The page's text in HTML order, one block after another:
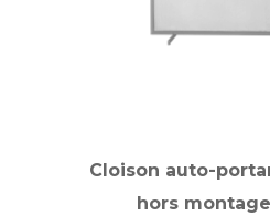
Cloison auto-
hors